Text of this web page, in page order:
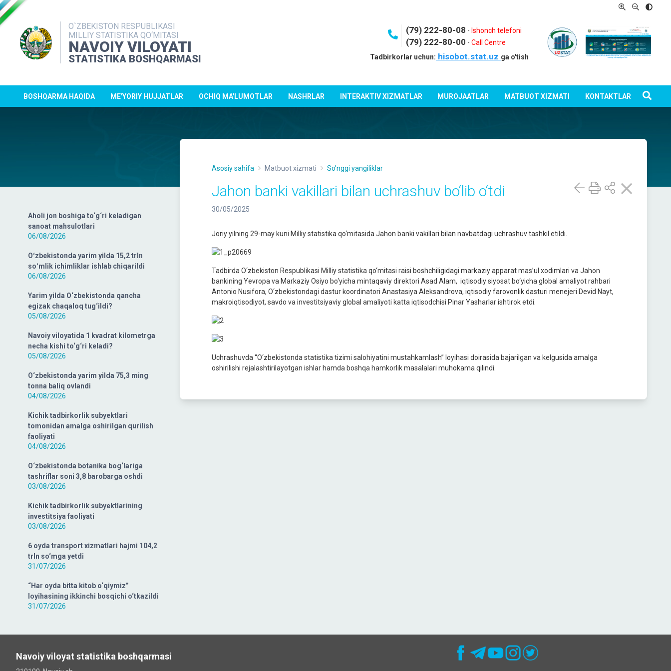
O`ZBEKISTON RESPUBLIKASI
MILLIY STATISTIKA QO‘MITASI
NAVOIY VILOYATI
STATISTIKA BOSHQARMASI
(79) 222-80-08 - Ishonch telefoni
(79) 222-80-00 -Call Centre
Tadbirkorlar uchun: hisobot.stat.uz ga o'tish
BOSHQARMA HAQIDA ME'YORIY HUJJATLAR OCHIQ MA'LUMOTLAR NASHRLAR INTERAKTIV XIZMATLAR MUROJAATLAR MATBUOT XIZMATI KONTAKTLAR
Aholi jon boshiga to‘g‘ri keladigan
sanoat mahsulotlari
06/08/2026
Oʻzbekistonda yarim yilda 15,2 trln
soʻmlik ichimliklar ishlab chiqarildi
06/08/2026
Yarim yilda O‘zbekistonda qancha
egizak chaqaloq tug‘ildi?
05/08/2026
Navoiy viloyatida 1 kvadrat kilometrga
necha kishi to‘g‘ri keladi?
05/08/2026
O‘zbekistonda yarim yilda 75,3 ming
tonna baliq ovlandi
04/08/2026
Kichik tadbirkorlik subyektlari
tomonidan amalga oshirilgan qurilish
faoliyati
04/08/2026
O‘zbekistonda botanika bog‘lariga
tashriflar soni 3,8 barobarga oshdi
03/08/2026
Kichik tadbirkorlik subyektlarining
investitsiya faoliyati
03/08/2026
6 oyda transport xizmatlari hajmi 104,2
trln so‘mga yetdi
31/07/2026
“Har oyda bitta kitob o‘qiymiz”
loyihasining ikkinchi bosqichi o‘tkazildi
31/07/2026
Asosiy sahifa Matbuot xizmati So'nggi yangiliklar
Jahon banki vakillari bilan uchrashuv bo‘lib o‘tdi
30/05/2025
Joriy yilning 29-may kuni Milliy statistika qo‘mitasida Jahon banki vakillari bilan navbatdagi uchrashuv tashkil etildi.
Tadbirda O‘zbekiston Respublikasi Milliy statistika qo‘mitasi raisi boshchiligidagi markaziy apparat mas’ul xodimlari va Jahon
bankining Yevropa va Markaziy Osiyo bo‘yicha mintaqaviy direktori Asad Alam, iqtisodiy siyosat bo‘yicha global amaliyot rahbari
Antonio Nusifora, O‘zbekistondagi dastur koordinatori Anastasiya Aleksandrova, iqtisodiy farovonlik dasturi menejeri Devid Nayt,
makroiqtisodiyot, savdo va investitsiyaviy global amaliyoti katta iqtisodchisi Pinar Yasharlar ishtirok etdi.
Uchrashuvda “O‘zbekistonda statistika tizimi salohiyatini mustahkamlash” loyihasi doirasida bajarilgan va kelgusida amalga
oshirilishi rejalashtirilayotgan ishlar hamda boshqa hamkorlik masalalari muhokama qilindi.
Navoiy viloyat statistika boshqarmasi